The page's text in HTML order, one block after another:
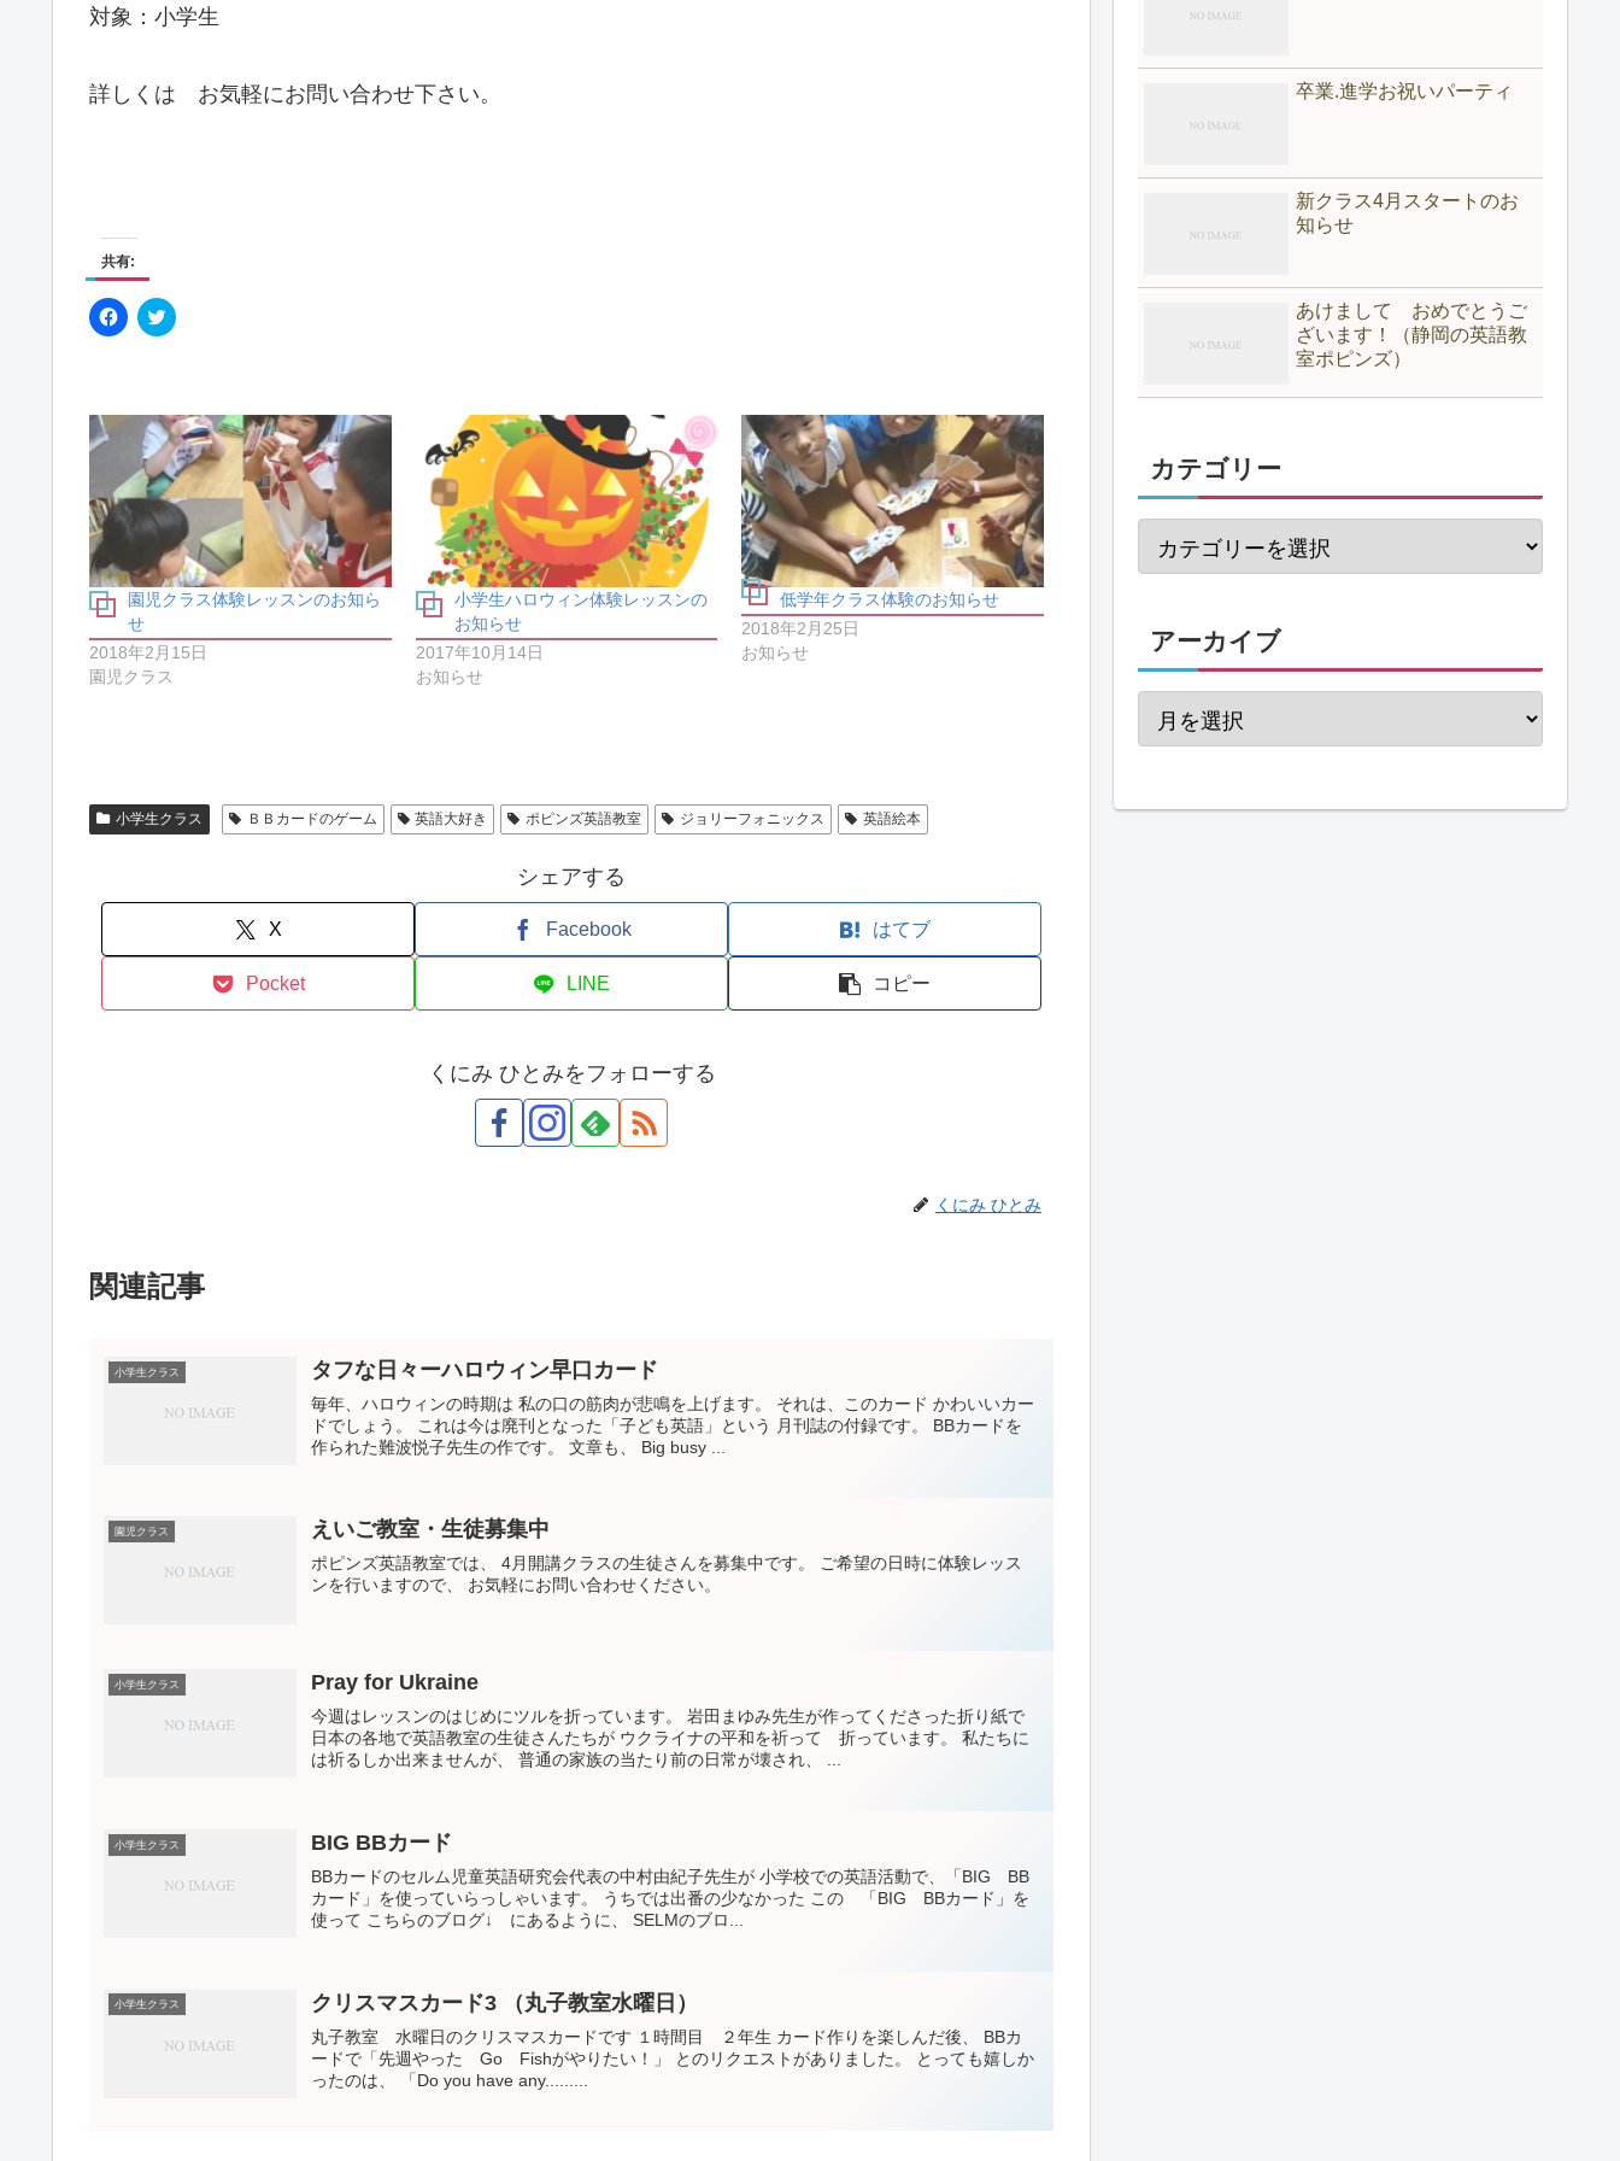
対象：小学生
詳しくは お気軽にお問い合わせ下さい。
共有:
F
a
k
有
す
る
に
は
リ
ッ
ク
し
て
く
だ
さ
い
ン
ド
ウ
す
ク
リ
w
i
t
t
e
r
で
共
有
(
新
し
い
ィ
ン
ド
ウ
園児クラス体験レッスンのお知ら
せ
2018年2月15日
園児クラス
小学生ハロウィン体験レッスンの
お知らせ
2017年10月14日
お知らせ
低学年クラス体験のお知らせ
2018年2月25日
お知らせ
小学生クラス ＢＢカードのゲーム 英語大好き ポピンズ英語教室 ジョリーフォニックス 英語絵本
シェアする
X Facebook はてブ
Pocket LINE コピー
くにみ ひとみをフォローする
くにみ ひとみ
関連記事
小学生クラス タフな日々ーハロウィン早口カード
毎年、ハロウィンの時期は 私の口の筋肉が悲鳴を上げます。 それは、このカード かわいいカー
ドでしょう。 これは今は廃刊となった「子ども英語」という 月刊誌の付録です。 BBカードを
作られた難波悦子先生の作です。 文章も、 Big busy ...
園児クラス えいご教室・生徒募集中
ポピンズ英語教室では、 4月開講クラスの生徒さんを募集中です。 ご希望の日時に体験レッス
ンを行いますので、 お気軽にお問い合わせください。
小学生クラス Pray for Ukraine
今週はレッスンのはじめにツルを折っています。 岩田まゆみ先生が作ってくださった折り紙で
日本の各地で英語教室の生徒さんたちが ウクライナの平和を祈って 折っています。 私たちに
は祈るしか出来ませんが、 普通の家族の当たり前の日常が壊され、 ...
小学生クラス BIG BBカード
BBカードのセルム児童英語研究会代表の中村由紀子先生が 小学校での英語活動で、「BIG BB
カード」を使っていらっしゃいます。 うちでは出番の少なかった この 「BIG BBカード」を
使って こちらのブログ↓ にあるように、 SELMのブロ...
小学生クラス クリスマスカード3 （丸子教室水曜日）
丸子教室 水曜日のクリスマスカードです １時間目 ２年生 カード作りを楽しんだ後、 BBカ
ードで「先週やった Go Fishがやりたい！」 とのリクエストがありました。 とっても嬉しか
ったのは、 「Do you have any.........
卒業.進学お祝いパーティ
新クラス4月スタートのお
知らせ
あけまして おめでとうご
ざいます！（静岡の英語教
室ポピンズ）
カテゴリー
アーカイブ